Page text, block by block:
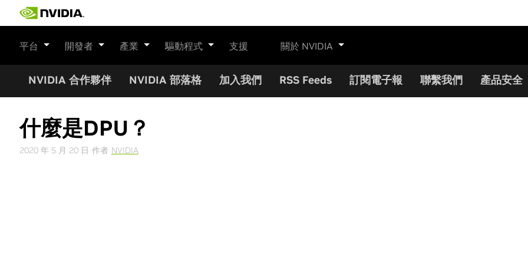
平台 開發者 產業 驅動程式 支援 關於 NVIDIA
NVIDIA 合作夥伴 NVIDIA 部落格 加入我們 RSS Feeds 訂閱電子報 聯繫我們 產品安全
什麼是DPU？
2020 年 5 月 20 日 作者 NVIDIA